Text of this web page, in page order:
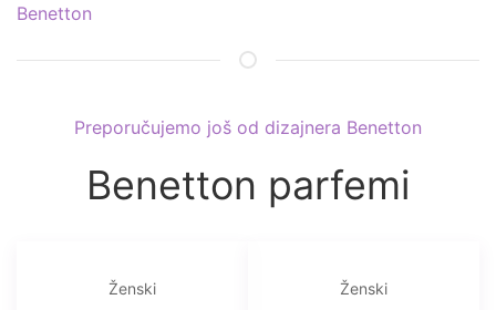
Benetton
Preporučujemo još od dizajnera Benetton
Benetton parfemi
Ženski Ženski